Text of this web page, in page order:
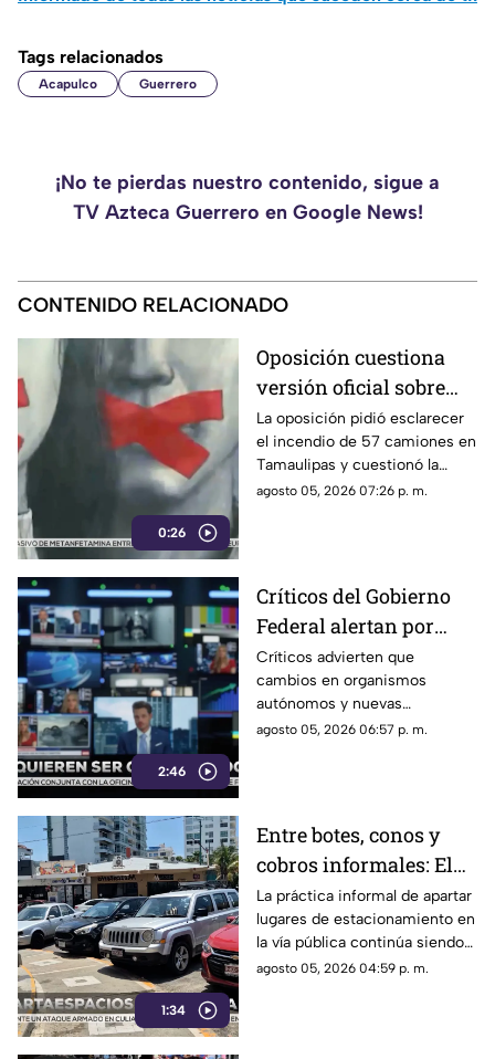
Tags relacionados
Acapulco Guerrero
¡No te pierdas nuestro contenido, sigue a
TV Azteca Guerrero en Google News!
CONTENIDO RELACIONADO
0:26
Oposición cuestiona
versión oficial sobre
incendio de 57
camiones en
Tamaulipas
La oposición pidió esclarecer
el incendio de 57 camiones en
Tamaulipas y cuestionó la
versión presentada por las
agosto 05, 2026 07:26 p. m.
2:46
Críticos del Gobierno
Federal alertan por
presuntos intentos de
controlar la
información
Críticos advierten que
cambios en organismos
autónomos y nuevas
regulaciones podrían afectar la
agosto 05, 2026 06:57 p. m.
1:34
Entre botes, conos y
cobros informales: El
calvario de
estacionarse en la
Costera de Acapulco
La práctica informal de apartar
lugares de estacionamiento en
la vía pública continúa siendo
un tema de constante debate y
agosto 05, 2026 04:59 p. m.